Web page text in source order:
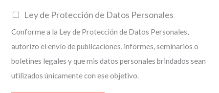
l
*
C
a
s
i
l
Ley de Protección de Datos Personales
Conforme a la Ley de Protección de Datos Personales,
autorizo el envío de publicaciones, informes, seminarios o
boletines legales y que mis datos personales brindados sean
utilizados únicamente con ese objetivo.